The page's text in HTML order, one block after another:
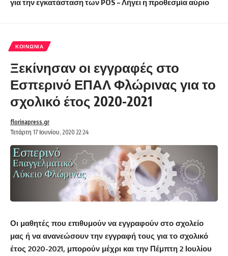
για την εγκατάσταση των POS – Λήγει η προθεσμία αύριο
ΚΟΙΝΩΝΊΑ
Ξεκίνησαν οι εγγραφές στο
Εσπερινό ΕΠΑΛ Φλώρινας για το
σχολικό έτος 2020-2021
Τετάρτη 17 Ιουνίου, 2020 22:24
florinapress.gr
Οι μαθητές που επιθυμούν να εγγραφούν στο σχολείο
μας ή να ανανεώσουν την εγγραφή τους για το σχολικό
έτος 2020-2021, μπορούν μέχρι και την Πέμπτη 2 Ιουλίου